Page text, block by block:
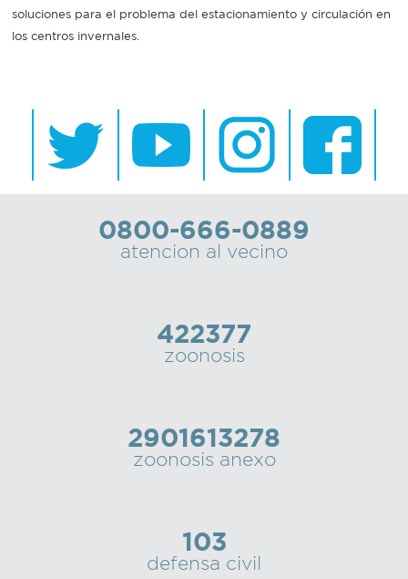
soluciones para el problema del estacionamiento y circulación en
los centros invernales.
0800-666-0889
atencion al vecino
422377
zoonosis
2901613278
zoonosis anexo
103
defensa civil